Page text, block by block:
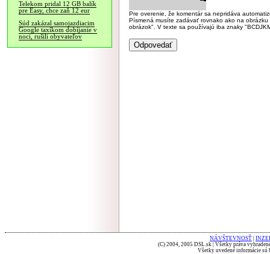
Telekom pridal 12 GB balík
pre Easy, chce zaň 12 eur
Súd zakázal samojazdiacim
Google taxíkom dobíjanie v
noci, rušili obyvateľov
Pre overenie, že komentár sa nepridáva
Písmená musíte zadávať rovnako ako na
obrázok". V texte sa používajú iba znaky
NÁVŠTEVNOSŤ
(C) 2004, 2005 DSL.sk | Všetky práva
Všetky uvedené informácie sú